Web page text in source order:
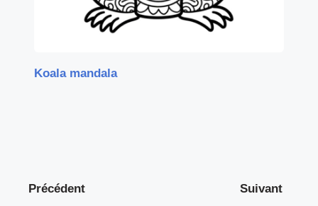
Koala mandala
Précédent Suivant